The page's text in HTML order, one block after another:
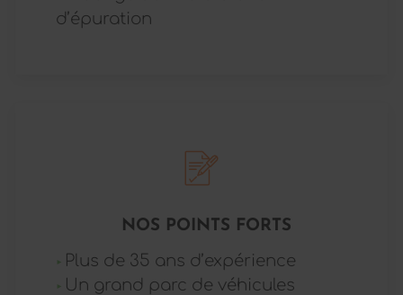
d’épuration
NOS POINTS FORTS
Plus de 35 ans d’expérience
Un grand parc de véhicules